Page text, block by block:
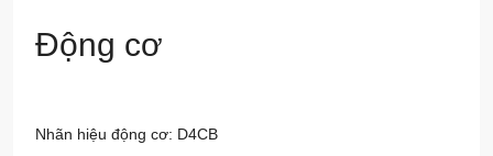
Động cơ
Nhãn hiệu động cơ: D4CB